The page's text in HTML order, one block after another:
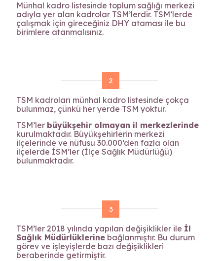
Münhal kadro listesinde toplum sağlığı merkezi
adıyla yer alan kadrolar TSM’lerdir. TSM’lerde
çalışmak için gireceğiniz DHY ataması ile bu
birimlere atanmalısınız.
2
TSM kadroları münhal kadro listesinde çokça
bulunmaz, çünkü her yerde TSM yoktur.
TSM’ler büyükşehir olmayan il merkezlerinde
kurulmaktadır. Büyükşehirlerin merkezi
ilçelerinde ve nüfusu 30.000’den fazla olan
ilçelerde İSM’ler (İlçe Sağlık Müdürlüğü)
bulunmaktadır.
3
TSM’ler 2018 yılında yapılan değişiklikler ile İl
Sağlık Müdürlüklerine bağlanmıştır. Bu durum
görev ve işleyişlerde bazı değişiklikleri
beraberinde getirmiştir.